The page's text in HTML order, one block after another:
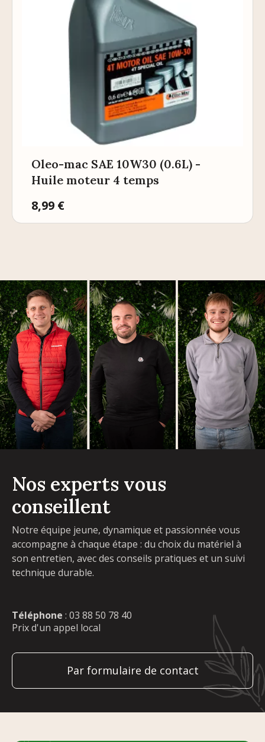
Oleo-mac SAE 10W30 (0.6L) -
Huile moteur 4 temps
Prix
8,99 €
Nos experts vous
conseillent
Notre équipe jeune, dynamique et passionnée vous
accompagne à chaque étape : du choix du matériel à
son entretien, avec des conseils pratiques et un suivi
technique durable.
Téléphone : 03 88 50 78 40
Prix d'un appel local
Par formulaire de contact